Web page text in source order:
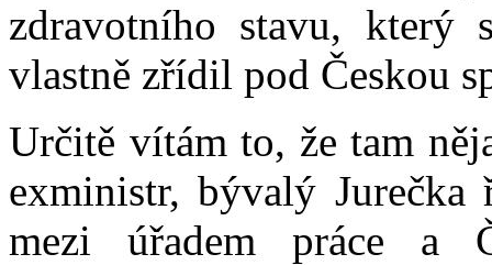
zdravotního stavu, který
vlastně zřídil pod Českou
Určitě vítám to, že tam
exministr, bývalý
mezi úřadem práce a